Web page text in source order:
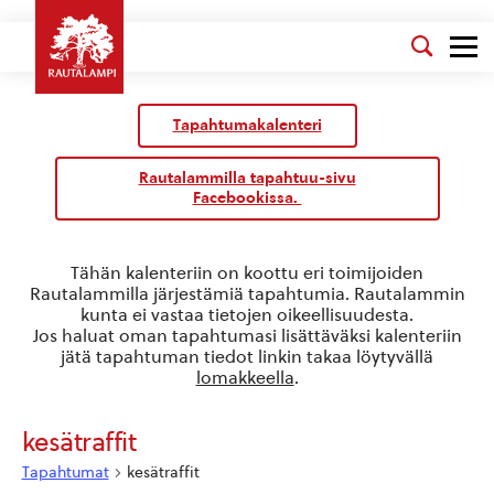
Tapahtumakalenteri
Rautalammilla tapahtuu-sivu
Facebookissa.
kesätraffit
Tapahtumat kesätraffit
Kalenteri
Tapahtumat
Tähän kalenteriin on koottu eri toimijoiden
Rautalammilla järjestämiä tapahtumia. Rautalammin
kunta ei vastaa tietojen oikeellisuudesta.
Jos haluat oman tapahtumasi lisättäväksi kalenteriin
jätä tapahtuman tiedot linkin takaa löytyvällä
lomakkeella.